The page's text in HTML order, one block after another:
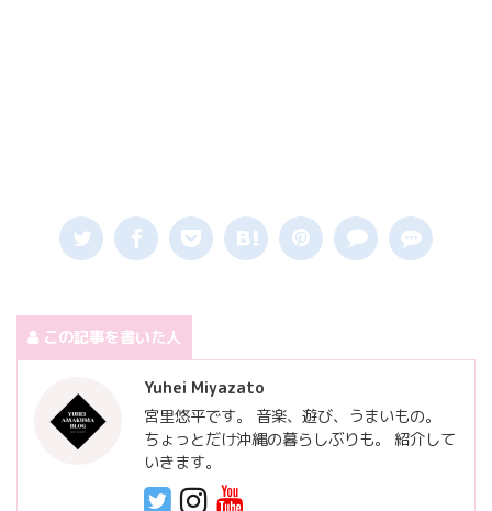
この記事を書いた人
Yuhei Miyazato
宮里悠平です。 音楽、遊び、うまいもの。
ちょっとだけ沖縄の暮らしぶりも。 紹介して
いきます。